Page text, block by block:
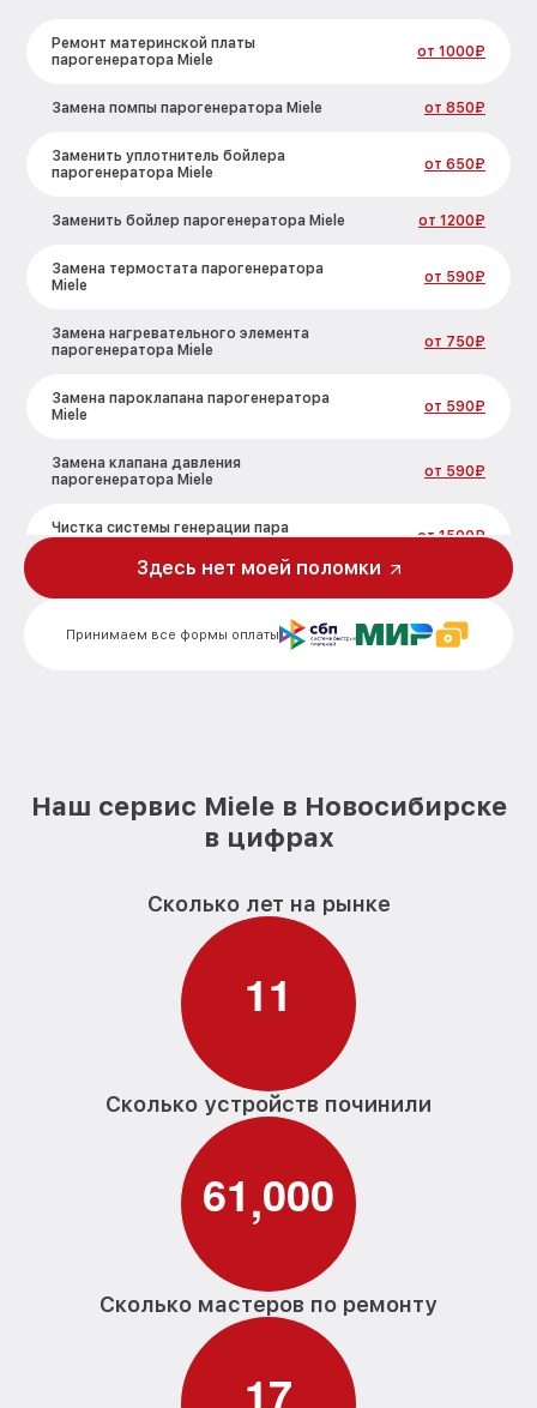
Ремонт материнской платы
парогенератора Miele
от 1000₽
Замена помпы парогенератора Miele от 850₽
Заменить уплотнитель бойлера
парогенератора Miele
от 650₽
Заменить бойлер парогенератора Miele от 1200₽
Замена термостата парогенератора
Miele
от 590₽
Замена нагревательного элемента
парогенератора Miele
от 750₽
Замена пароклапана парогенератора
Miele
от 590₽
Замена клапана давления
парогенератора Miele
от 590₽
Чистка системы генерации пара
от 1500₽
от 550₽
Замена шнура питания парогенератора
Miele
от 590₽
Восстановление электроклапана
парогенератора Miele
Принимаем все формы оплаты
Здесь нет моей поломки
Наш сервис Miele в Новосибирске
в цифрах
Сколько лет на рынке
11
Сколько устройств починили
61,000
Сколько мастеров по ремонту
17